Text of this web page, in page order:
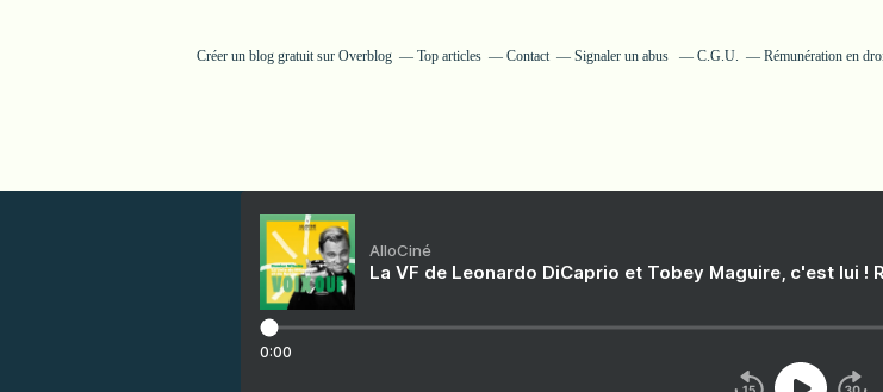
Créer un blog gratuit sur Overblog Top articles Contact Signaler un abus C.G.U. Rémunération en
AlloCiné
La VF de Leonardo DiCaprio et Tobey Maguire, c'est lui !
0:00